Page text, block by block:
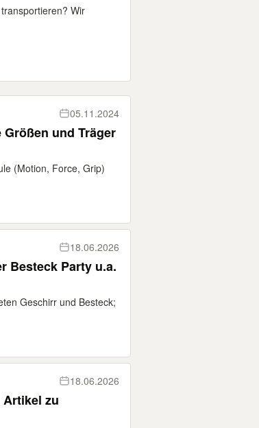
Wir
05.11.2024
und Träger
(Motion, Force, Grip)
18.06.2026
Besteck Party u.a.
Geschirr und Besteck;
18.06.2026
Artikel zu